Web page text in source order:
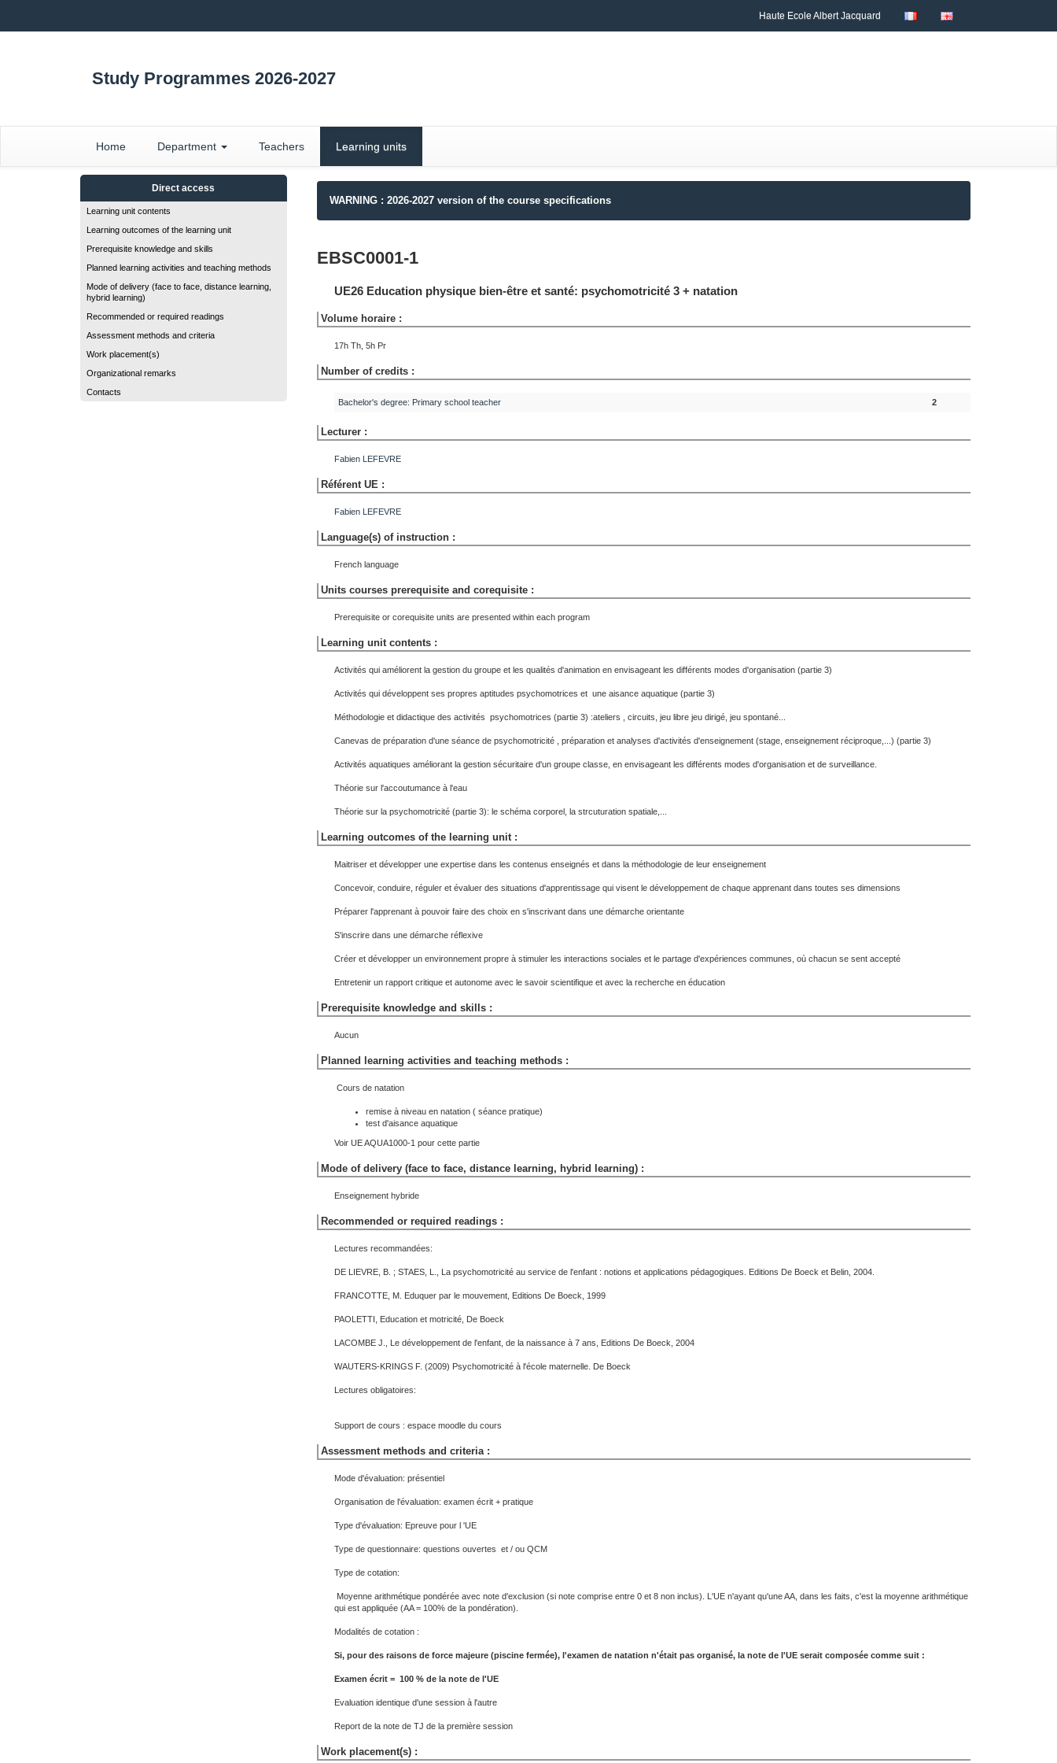
Haute Ecole Albert Jacquard
Study Programmes 2026-2027
Home Department Teachers Learning units
Direct access
Learning unit contents
Learning outcomes of the learning unit
Prerequisite knowledge and skills
Planned learning activities and teaching methods
Mode of delivery (face to face, distance learning,
hybrid learning)
Recommended or required readings
Assessment methods and criteria
Work placement(s)
Organizational remarks
Contacts
WARNING : 2026-2027 version of the course specifications
EBSC0001-1
UE26 Education physique bien-être et santé: psychomotricité 3 + natation
Volume horaire :
17h Th, 5h Pr
Number of credits :
Bachelor's degree: Primary school teacher 2
Lecturer :
Fabien LEFEVRE
Référent UE :
Fabien LEFEVRE
Language(s) of instruction :
French language
Units courses prerequisite and corequisite :
Prerequisite or corequisite units are presented within each program
Learning unit contents :
Activités qui améliorent la gestion du groupe et les qualités d'animation en envisageant les différents modes d'organisation (partie 3)
Activités qui développent ses propres aptitudes psychomotrices et une aisance aquatique (partie 3)
Méthodologie et didactique des activités psychomotrices (partie 3) :ateliers , circuits, jeu libre jeu dirigé, jeu spontané...
Canevas de préparation d'une séance de psychomotricité , préparation et analyses d'activités d'enseignement (stage, enseignement réciproque,...) (partie 3)
Activités aquatiques améliorant la gestion sécuritaire d'un groupe classe, en envisageant les différents modes d'organisation et de surveillance.
Théorie sur l'accoutumance à l'eau
Théorie sur la psychomotricité (partie 3): le schéma corporel, la strcuturation spatiale,...
Learning outcomes of the learning unit :
Maitriser et développer une expertise dans les contenus enseignés et dans la méthodologie de leur enseignement
Concevoir, conduire, réguler et évaluer des situations d'apprentissage qui visent le développement de chaque apprenant dans toutes ses dimensions
Préparer l'apprenant à pouvoir faire des choix en s'inscrivant dans une démarche orientante
S'inscrire dans une démarche réflexive
Créer et développer un environnement propre à stimuler les interactions sociales et le partage d'expériences communes, où chacun se sent accepté
Entretenir un rapport critique et autonome avec le savoir scientifique et avec la recherche en éducation
Prerequisite knowledge and skills :
Aucun
Planned learning activities and teaching methods :
Cours de natation
remise à niveau en natation ( séance pratique)
test d'aisance aquatique
Voir UE AQUA1000-1 pour cette partie
Mode of delivery (face to face, distance learning, hybrid learning) :
Enseignement hybride
Recommended or required readings :
Lectures recommandées:
DE LIEVRE, B. ; STAES, L., La psychomotricité au service de l'enfant : notions et applications pédagogiques. Editions De Boeck et Belin, 2004.
FRANCOTTE, M. Eduquer par le mouvement, Editions De Boeck, 1999
PAOLETTI, Education et motricité, De Boeck
LACOMBE J., Le développement de l'enfant, de la naissance à 7 ans, Editions De Boeck, 2004
WAUTERS-KRINGS F. (2009) Psychomotricité à l'école maternelle. De Boeck
Lectures obligatoires:
Support de cours : espace moodle du cours
Assessment methods and criteria :
Mode d'évaluation: présentiel
Organisation de l'évaluation: examen écrit + pratique
Type d'évaluation: Epreuve pour l 'UE
Type de questionnaire: questions ouvertes et / ou QCM
Type de cotation:
Moyenne arithmétique pondérée avec note d'exclusion (si note comprise entre 0 et 8 non inclus). L'UE n'ayant qu'une AA, dans les faits, c'est la moyenne arithmétique
qui est appliquée (AA = 100% de la pondération).
Modalités de cotation :
Si, pour des raisons de force majeure (piscine fermée), l'examen de natation n'était pas organisé, la note de l'UE serait composée comme suit :
Examen écrit = 100 % de la note de l'UE
Evaluation identique d'une session à l'autre
Report de la note de TJ de la première session
Work placement(s) :